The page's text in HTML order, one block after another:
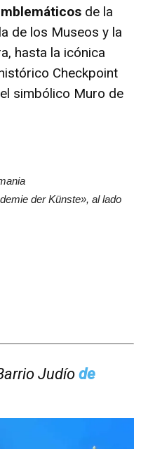
de la
de los Museos y la
hasta la icónica
Checkpoint
simbólico Muro de
der Künste», al lado
Judío de